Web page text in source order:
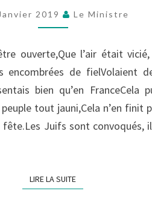
LA
ANNÉE
2019 Le Ministre
ouverte,Que l’air était
encombrées de fielVolaient
bien qu’en FranceCela
peuple tout jauni,Cela n’en
Juifs sont convoqués,
LIRE LA SUITELIRE LA SUITE